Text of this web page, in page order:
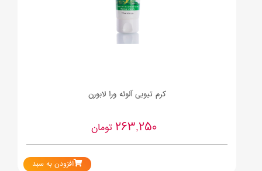
کرم تیوبی آلوئه ورا لابورن
263,250تومان
افزودن به سبد